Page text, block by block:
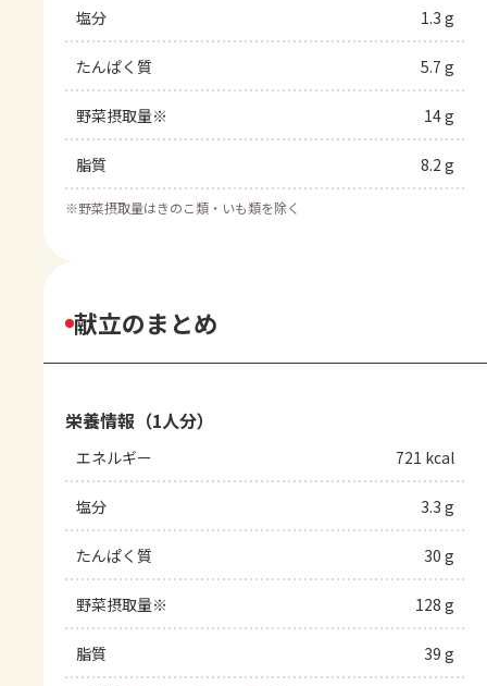
塩分 1.3 g
たんぱく質 5.7 g
野菜摂取量※ 14 g
脂質 8.2 g
※野菜摂取量はきのこ類・いも類を除く
献立のまとめ
栄養情報（1人分）
エネルギー 721 kcal
塩分 3.3 g
たんぱく質 30 g
野菜摂取量※ 128 g
脂質 39 g